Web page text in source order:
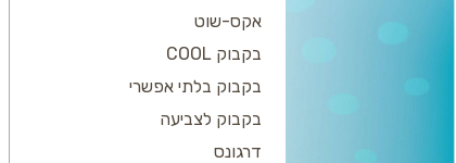
אקס-שוט
בקבוק COOL
בקבוק בלתי אפשרי
בקבוק לצביעה
דרגונס